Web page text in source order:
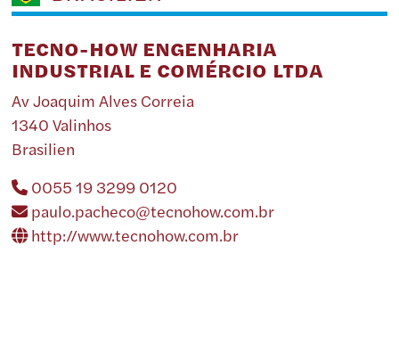
TECNO-HOW ENGENHARIA
INDUSTRIAL E COMÉRCIO LTDA
Av Joaquim Alves Correia
1340 Valinhos
Brasilien
0055 19 3299 0120
paulo.pacheco@tecnohow.com.br
http://www.tecnohow.com.br